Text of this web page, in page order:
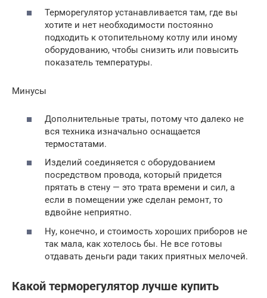
Терморегулятор устанавливается там, где вы
хотите и нет необходимости постоянно
подходить к отопительному котлу или иному
оборудованию, чтобы снизить или повысить
показатель температуры.
Минусы
Дополнительные траты, потому что далеко не
вся техника изначально оснащается
термостатами.
Изделий соединяется с оборудованием
посредством провода, который придется
прятать в стену — это трата времени и сил, а
если в помещении уже сделан ремонт, то
вдвойне неприятно.
Ну, конечно, и стоимость хороших приборов не
так мала, как хотелось бы. Не все готовы
отдавать деньги ради таких приятных мелочей.
Какой терморегулятор лучше купить